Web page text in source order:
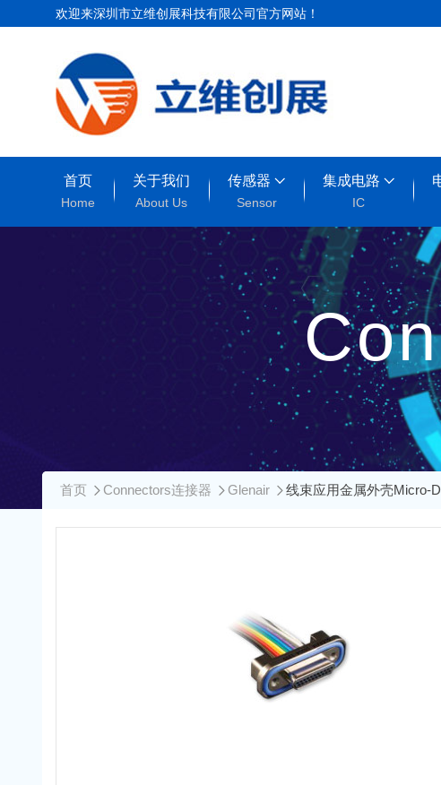
欢迎来深圳市立维创展科技有限公司官方网站！
首页
Home
关于我们
About Us
传感器
Sensor
集成电路
IC
首页 Connectors连接器 Glenair 线束应用金属外壳Micro-